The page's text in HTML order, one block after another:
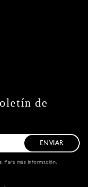
de
ENVIAR
Para más información,